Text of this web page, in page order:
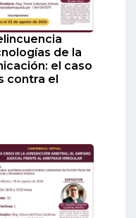
de la
el caso
contra el